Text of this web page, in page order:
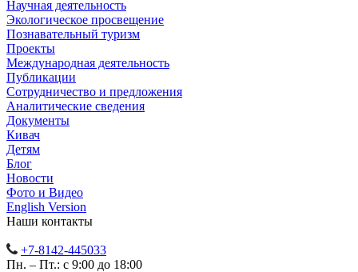
Научная деятельность
Экологическое просвещение
Познавательный туризм
Проекты
Международная деятельность
Публикации
Сотрудничество и предложения
Аналитические сведения
Документы
Кивач
Детям
Блог
Новости
Фото и Видео
English Version
Наши контакты
+7-8142-445033
Пн. – Пт.: с 9:00 до 18:00